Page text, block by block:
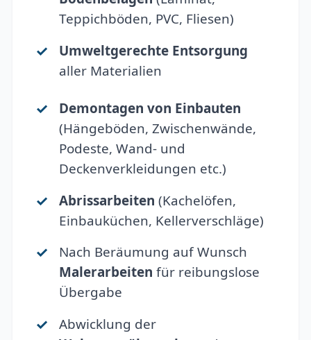
Teppichböden, PVC, Fliesen)
Umweltgerechte Entsorgung
aller Materialien
Demontagen von Einbauten
(Hängeböden, Zwischenwände,
Podeste, Wand- und
Deckenverkleidungen etc.)
Abrissarbeiten (Kachelöfen,
Einbauküchen, Kellerverschläge)
Nach Beräumung auf Wunsch
Malerarbeiten für reibungslose
Übergabe
Abwicklung der